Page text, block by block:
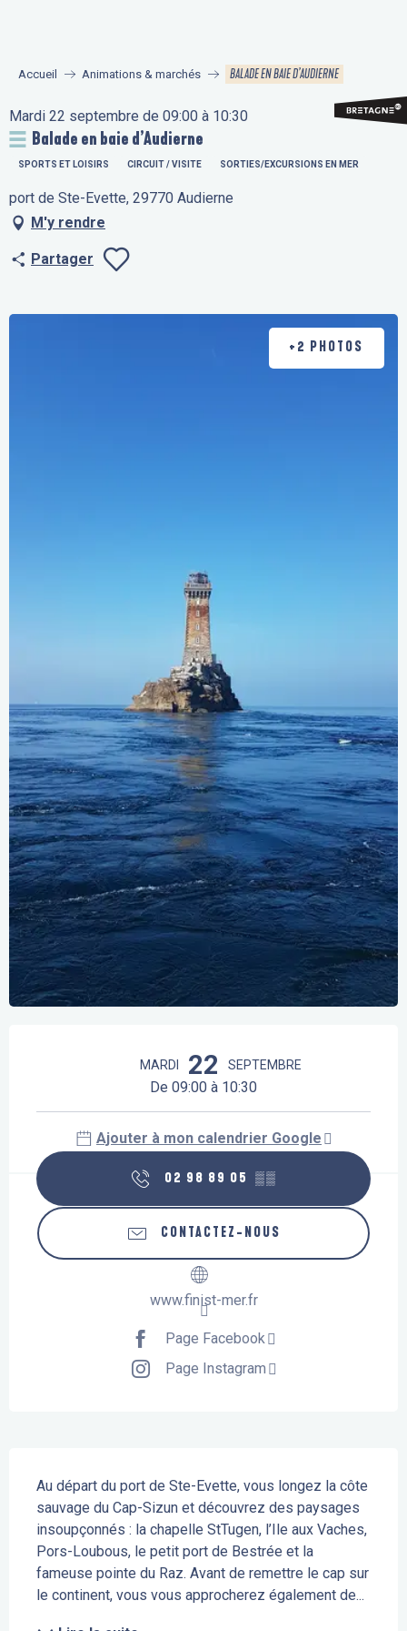
principal
Accueil Animations & marchés BALADE EN BAIE D’AUDIERNE
Mardi 22 septembre de 09:00 à 10:30
Balade en baie d’Audierne
SPORTS ET LOISIRS CIRCUIT / VISITE SORTIES/EXCURSIONS EN MER
port de Ste-Evette, 29770 Audierne
M'y rendre
Partager
+2 PHOTOS
MARDI 22 SEPTEMBRE
De 09:00 à 10:30
Ajouter à mon calendrier Google
02 98 89 05 ▒▒
CONTACTEZ-NOUS
www.finist-mer.fr
Page Facebook
Page Instagram
Au départ du port de Ste-Evette, vous longez la côte
sauvage du Cap-Sizun et découvrez des paysages
insoupçonnés : la chapelle StTugen, l’Ile aux Vaches,
Pors-Loubous, le petit port de Bestrée et la
fameuse pointe du Raz. Avant de remettre le cap sur
le continent, vous vous approcherez également de...